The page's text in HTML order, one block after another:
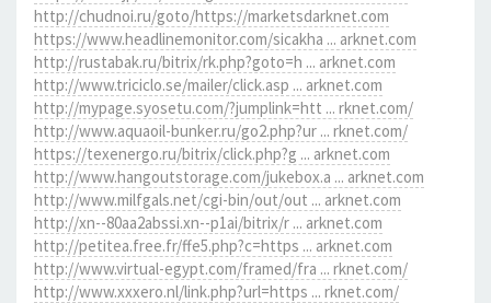
http://chudnoi.ru/goto/https://marketsdarknet.com
https://www.headlinemonitor.com/sicakha ... arknet.com
http://rustabak.ru/bitrix/rk.php?goto=h ... arknet.com
http://www.triciclo.se/mailer/click.asp ... arknet.com
http://mypage.syosetu.com/?jumplink=htt ... rknet.com/
http://www.aquaoil-bunker.ru/go2.php?ur ... rknet.com/
https://texenergo.ru/bitrix/click.php?g ... arknet.com
http://www.hangoutstorage.com/jukebox.a ... arknet.com
http://www.milfgals.net/cgi-bin/out/out ... arknet.com
http://xn--80aa2abssi.xn--p1ai/bitrix/r ... arknet.com
http://petitea.free.fr/ffe5.php?c=https ... arknet.com
http://www.virtual-egypt.com/framed/fra ... rknet.com/
http://www.xxxero.nl/link.php?url=https ... rknet.com/